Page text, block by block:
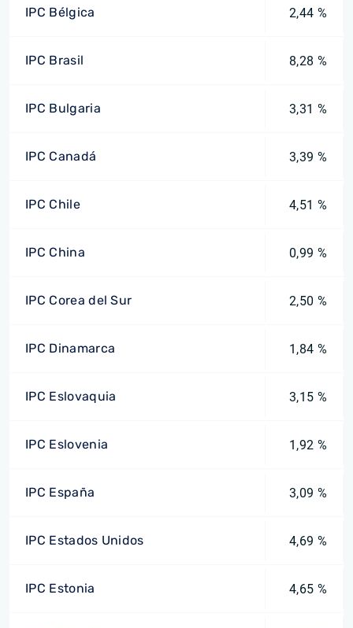
IPC Bélgica 2,44 %
IPC Brasil 8,28 %
IPC Bulgaria 3,31 %
IPC Canadá 3,39 %
IPC Chile 4,51 %
IPC China 0,99 %
IPC Corea del Sur 2,50 %
IPC Dinamarca 1,84 %
IPC Eslovaquia 3,15 %
IPC Eslovenia 1,92 %
IPC España 3,09 %
IPC Estados Unidos 4,69 %
IPC Estonia 4,65 %